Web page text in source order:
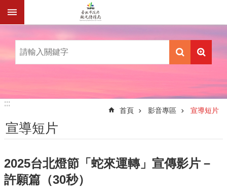
跳到主要內容區塊
:::
:::
首頁 影音專區 宣導短片
宣導短片
2025台北燈節「蛇來運轉」宣傳影片－
許願篇（30秒）